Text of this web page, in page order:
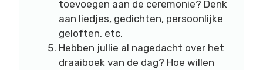
toevoegen aan de ceremonie? Denk
aan liedjes, gedichten, persoonlijke
geloften, etc.
Hebben jullie al nagedacht over het
draaiboek van de dag? Hoe willen